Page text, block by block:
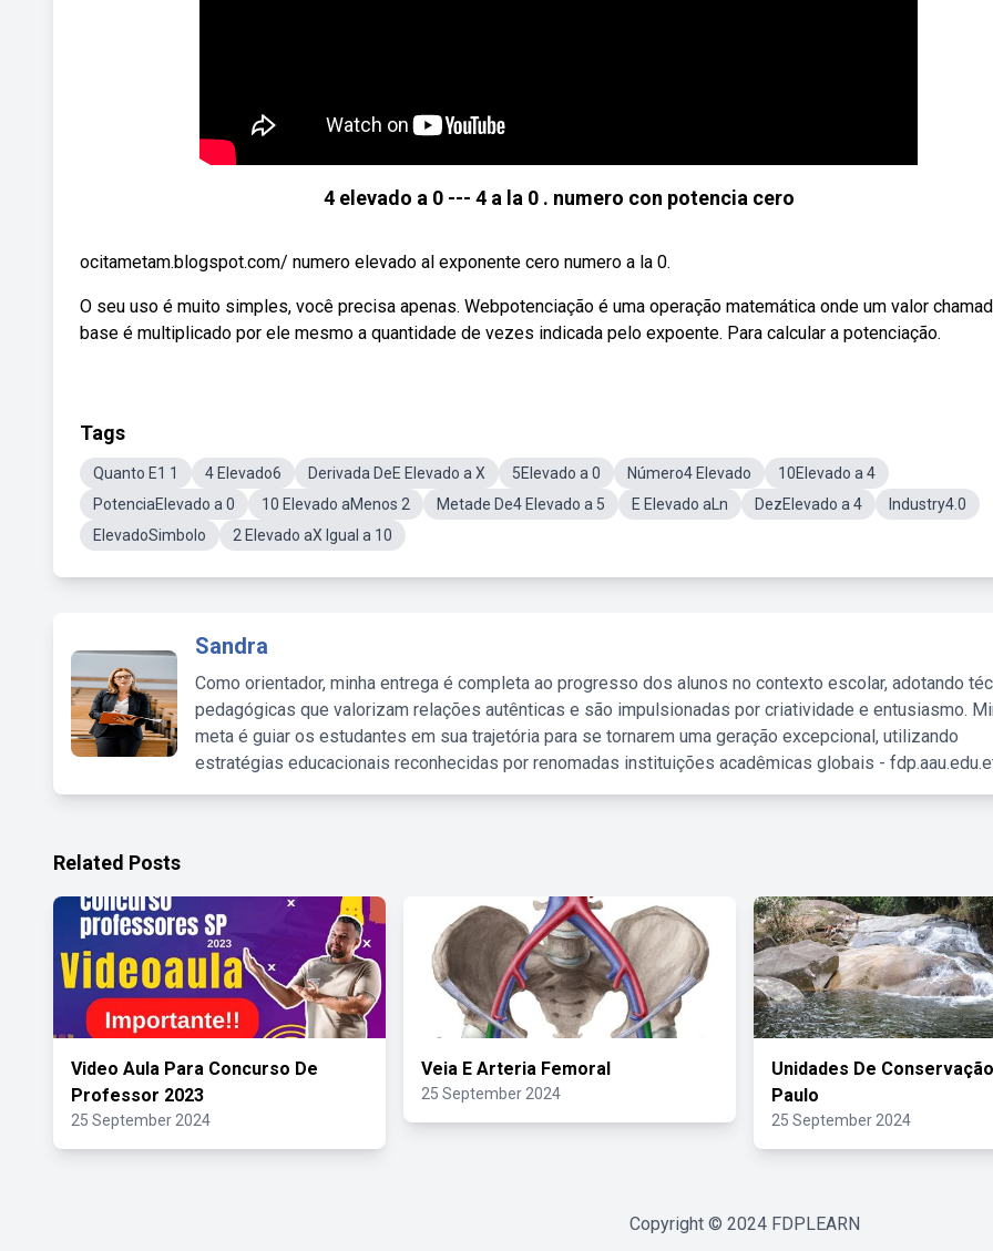
4 elevado a 0 --- 4 a la 0 . numero con potencia cero
ocitametam.blogspot.com/ numero elevado al exponente cero numero a la 0.
O seu uso é muito simples, você precisa apenas. Webpotenciação é uma operação matemática onde um valor
base é multiplicado por ele mesmo a quantidade de vezes indicada pelo expoente. Para calcular a potenciação.
Tags
Quanto E1 1 4 Elevado6 Derivada DeE Elevado a X 5Elevado a 0 Número4 Elevado
10Elevado a 4
PotenciaElevado a 0
10 Elevado aMenos 2 Metade De4 Elevado a 5 E Elevado aLn DezElevado a 4
Industry4.0
ElevadoSimbolo
2 Elevado aX Igual a 10
Sandra
Como orientador, minha entrega é completa ao progresso dos alunos no contexto escolar, adotando
pedagógicas que valorizam relações autênticas e são impulsionadas por criatividade e entusiasmo.
meta é guiar os estudantes em sua trajetória para se tornarem uma geração excepcional, utilizando
estratégias educacionais reconhecidas por renomadas instituições acadêmicas globais -
Related Posts
Video Aula Para Concurso De
Professor 2023
25 September 2024
Veia E Arteria Femoral
25 September 2024
Unidades De
Paulo
25 September 2024
Copyright © 2024 FDPLEARN